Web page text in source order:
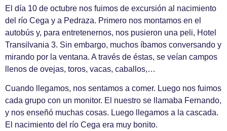
El día 10 de octubre nos fuimos de excursión al nacimiento
del río Cega y a Pedraza. Primero nos montamos en el
autobús y, para entretenernos, nos pusieron una peli, Hotel
Transilvania 3. Sin embargo, muchos íbamos conversando y
mirando por la ventana. A través de éstas, se veían campos
llenos de ovejas, toros, vacas, caballos,…
Cuando llegamos, nos sentamos a comer. Luego nos fuimos
cada grupo con un monitor. El nuestro se llamaba Fernando,
y nos enseñó muchas cosas. Luego llegamos a la cascada.
El nacimiento del río Cega era muy bonito.